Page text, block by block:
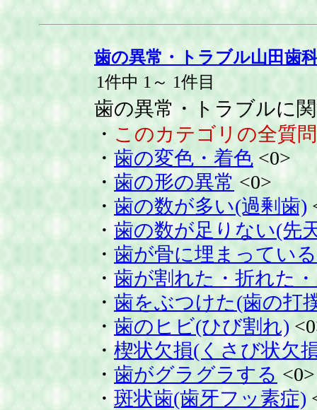
歯の異常・トラブル山田歯
1件中 1～ 1件目
歯の異常・トラブルに
・ このカテゴリの全質問
・歯の変色・着色 <0>
・歯の形の異常<0>
・ 歯の数が多い(過剰歯)
・ 歯の数が足りない(先
・ 歯が骨に埋まってい
・ 歯が割れた・折れた
・ 歯をぶつけた(歯の打
・歯のヒビ(ひび割れ)
・楔状欠損(くさび状欠
・ 歯がグラグラする <0>
・ 斑状歯(歯牙フッ素症)